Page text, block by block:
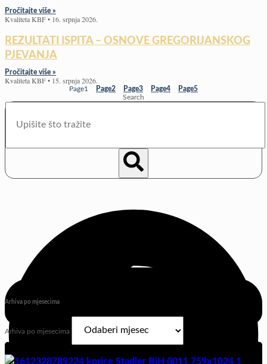
Pročitajte više »
Kvaliteta KBF 16. srpnja 2026.
REZULTATI ISPITA – OSNOVE GREGORIJANSKOG
PJEVANJA
Pročitajte više »
Kvaliteta KBF 15. srpnja 2026.
Page1 Page2 Page3 Page4 Page5
Search
Arhiva po mjesecima
Arhiva po mjesecima